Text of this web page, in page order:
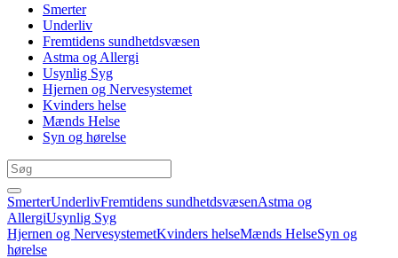
Smerter
Underliv
Fremtidens sundhetdsvæsen
Astma og Allergi
Usynlig Syg
Hjernen og Nervesystemet
Kvinders helse
Mænds Helse
Syn og hørelse
SmerterUnderlivFremtidens sundhetdsvæsenAstma og
AllergiUsynlig Syg
Hjernen og NervesystemetKvinders helseMænds HelseSyn og
hørelse